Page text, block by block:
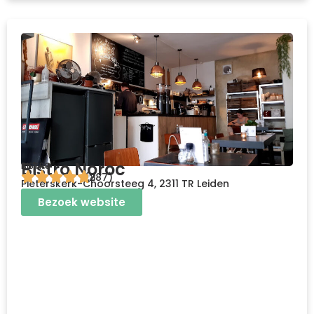
BISTRO
Bistro Noroc
4.8
(287)
Pieterskerk-Choorsteeg 4, 2311 TR Leiden
Bezoek website